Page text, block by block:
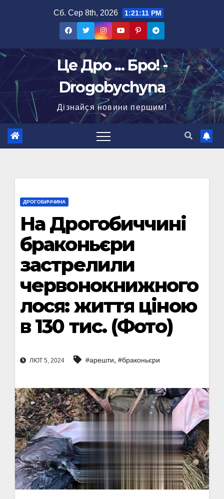
Сб. Сер 8th, 2026 1:21:12 PM
Це Дро ... Бро! -
Drogobychyna
Дізнайся новини першим!
ДРОГОБИЧЧИНА
На Дрогобиччині
браконьєри
застрелили
червонокнижного
лося: життя ціною
в 130 тис. (Фото)
ЛЮТ 5, 2024 #арешти, #браконьєри